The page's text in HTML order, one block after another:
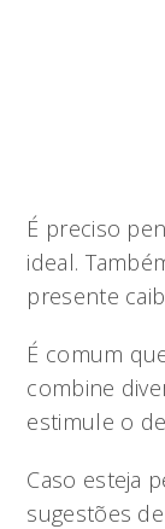
É preciso
ideal.
presente
É comum
combine
estimule o
Caso esteja
sugestões